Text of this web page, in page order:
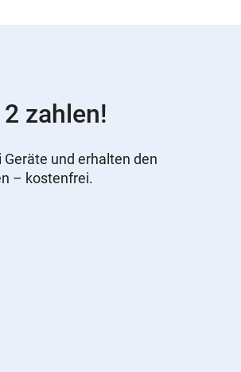
zahlen!
und erhalten den
– kostenfrei.